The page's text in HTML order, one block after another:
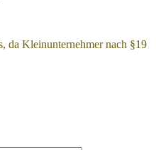
da Kleinunternehmer nach §19